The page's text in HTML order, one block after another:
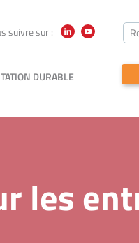
suivre sur :
DURABLE
les